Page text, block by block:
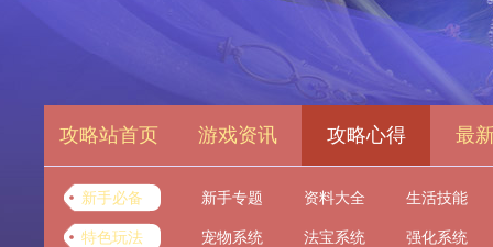
攻略站首页 游戏资讯 攻略心得 最
新手必备 新手专题 资料大全 生活技能
特色玩法 宠物系统 法宝系统 强化系统